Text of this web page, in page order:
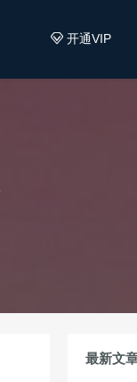
开通VIP
最新文